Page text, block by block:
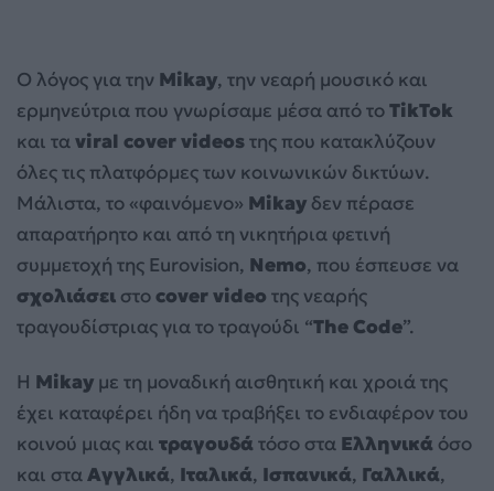
Ο λόγος για την Mikay, την νεαρή μουσικό και
ερμηνεύτρια που γνωρίσαμε μέσα από τοTikTok
και ταviral cover videosτης που κατακλύζουν
όλες τις πλατφόρμες των κοινωνικών δικτύων.
Μάλιστα, το «φαινόμενο» Mikay δεν πέρασε
απαρατήρητο και από τη νικητήρια φετινή
συμμετοχή της Eurovision, Νemo, που έσπευσε να
σχολιάσει στοcover video της νεαρής
τραγουδίστριας για το τραγούδι “The Code”.
Η Mikay με τη μοναδική αισθητική και χροιά της
έχει καταφέρει ήδη να τραβήξει το ενδιαφέρον του
κοινού μιας και τραγουδά τόσο στα Ελληνικά όσο
και σταΑγγλικά, Ιταλικά, Ισπανικά, Γαλλικά,